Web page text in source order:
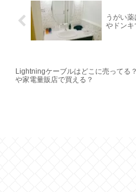
うがい
やドンキ
Lightningケーブルはどこに売ってる
や家電量販店で買える？